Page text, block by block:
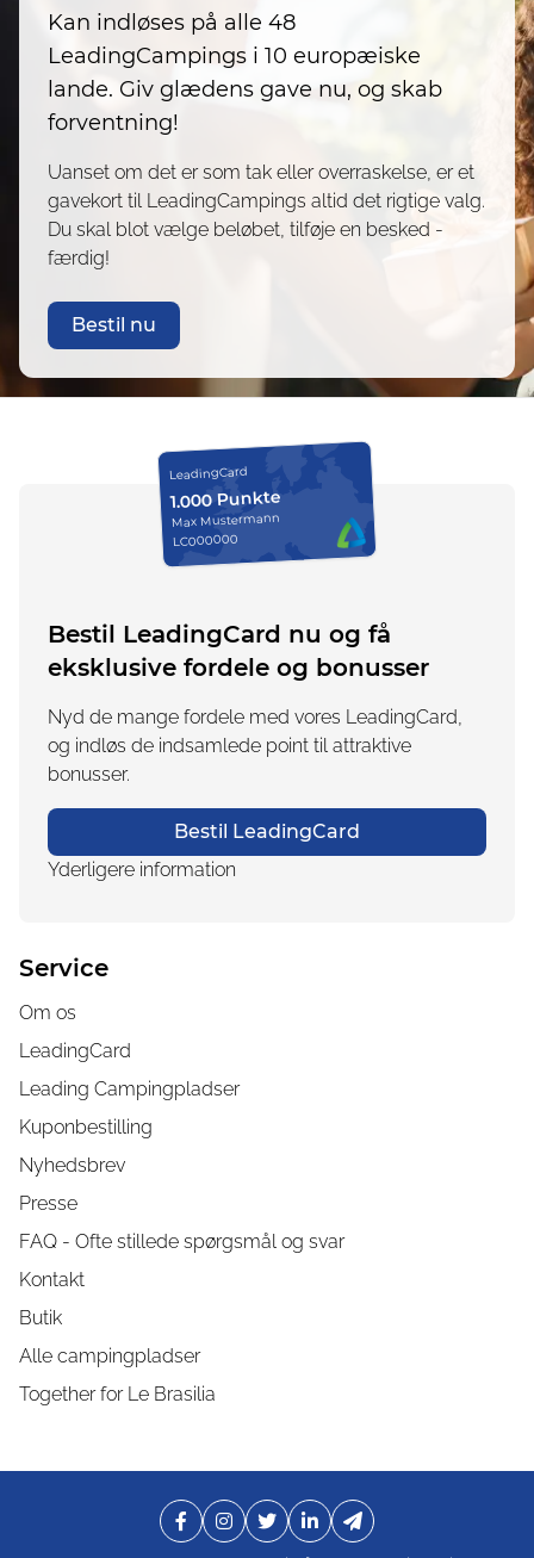
Kan indløses på alle 48
LeadingCampings i 10 europæiske
lande. Giv glædens gave nu, og skab
forventning!
Uanset om det er som tak eller overraskelse, er et
gavekort til LeadingCampings altid det rigtige valg.
Du skal blot vælge beløbet, tilføje en besked -
færdig!
Bestil nu
Service
Om os
LeadingCard
Leading Campingpladser
Kuponbestilling
Nyhedsbrev
Presse
FAQ - Ofte stillede spørgsmål og svar
Kontakt
Butik
Alle campingpladser
Together for Le Brasilia
LeadingCard
1.000 Punkte
Max Mustermann
LC000000
Bestil LeadingCard nu og få
eksklusive fordele og bonusser
Nyd de mange fordele med vores LeadingCard,
og indløs de indsamlede point til attraktive
bonusser.
Bestil LeadingCard
Yderligere information